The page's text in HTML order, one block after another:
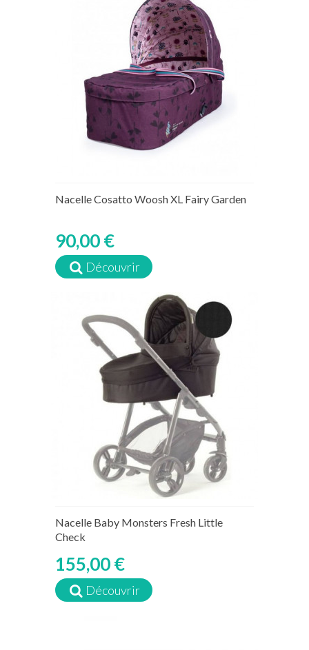
Nacelle Cosatto Woosh XL Fairy Garden
90,00 €
Découvrir
Nacelle Baby Monsters Fresh Little
Check
155,00 €
Découvrir